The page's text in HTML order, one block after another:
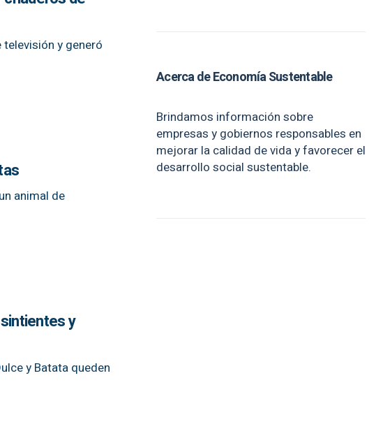
y generó
animal de
y
y Batata queden
Acerca de Economía Sustentable
Brindamos información sobre
empresas y gobiernos responsables en
mejorar la calidad de vida y favorecer el
desarrollo social sustentable.